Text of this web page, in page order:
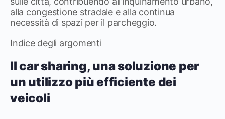
alla congestione stradale e alla continua
necessità di spazi per il parcheggio.
Indice degli argomenti
Il car sharing, una soluzione per
un utilizzo più efficiente dei
veicoli